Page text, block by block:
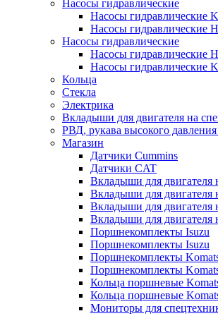
Насосы гидравлические
Насосы гидравлические
Насосы гидравлические
Насосы гидравлические
Насосы гидравлические
Насосы гидравлические
Кольца
Стекла
Электрика
Вкладыши для двигателя на
РВД, рукава высокого
Магазин
Датчики Cummins
Датчики CAT
Вкладыши для двигателя
Вкладыши для двигателя
Вкладыши для двигателя
Вкладыши для двигателя
Поршнекомплекты Isuzu
Поршнекомплекты Isuzu
Поршнекомплекты
Поршнекомплекты
Кольца поршневые
Кольца поршневые
Мониторы для